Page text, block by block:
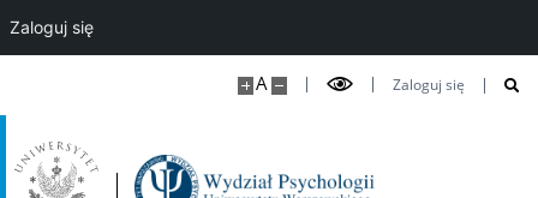
A Zaloguj się
Studia podyplomowe i kursy
Kalendarz roku akademickiego
Zaloguj się